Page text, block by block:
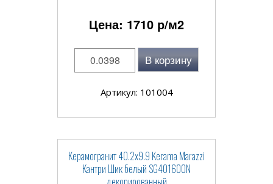
Цена: 1710 р/м2
В корзину
Артикул: 101004
Керамогранит 40.2x9.9 Kerama Marazzi
Кантри Шик белый SG401600N